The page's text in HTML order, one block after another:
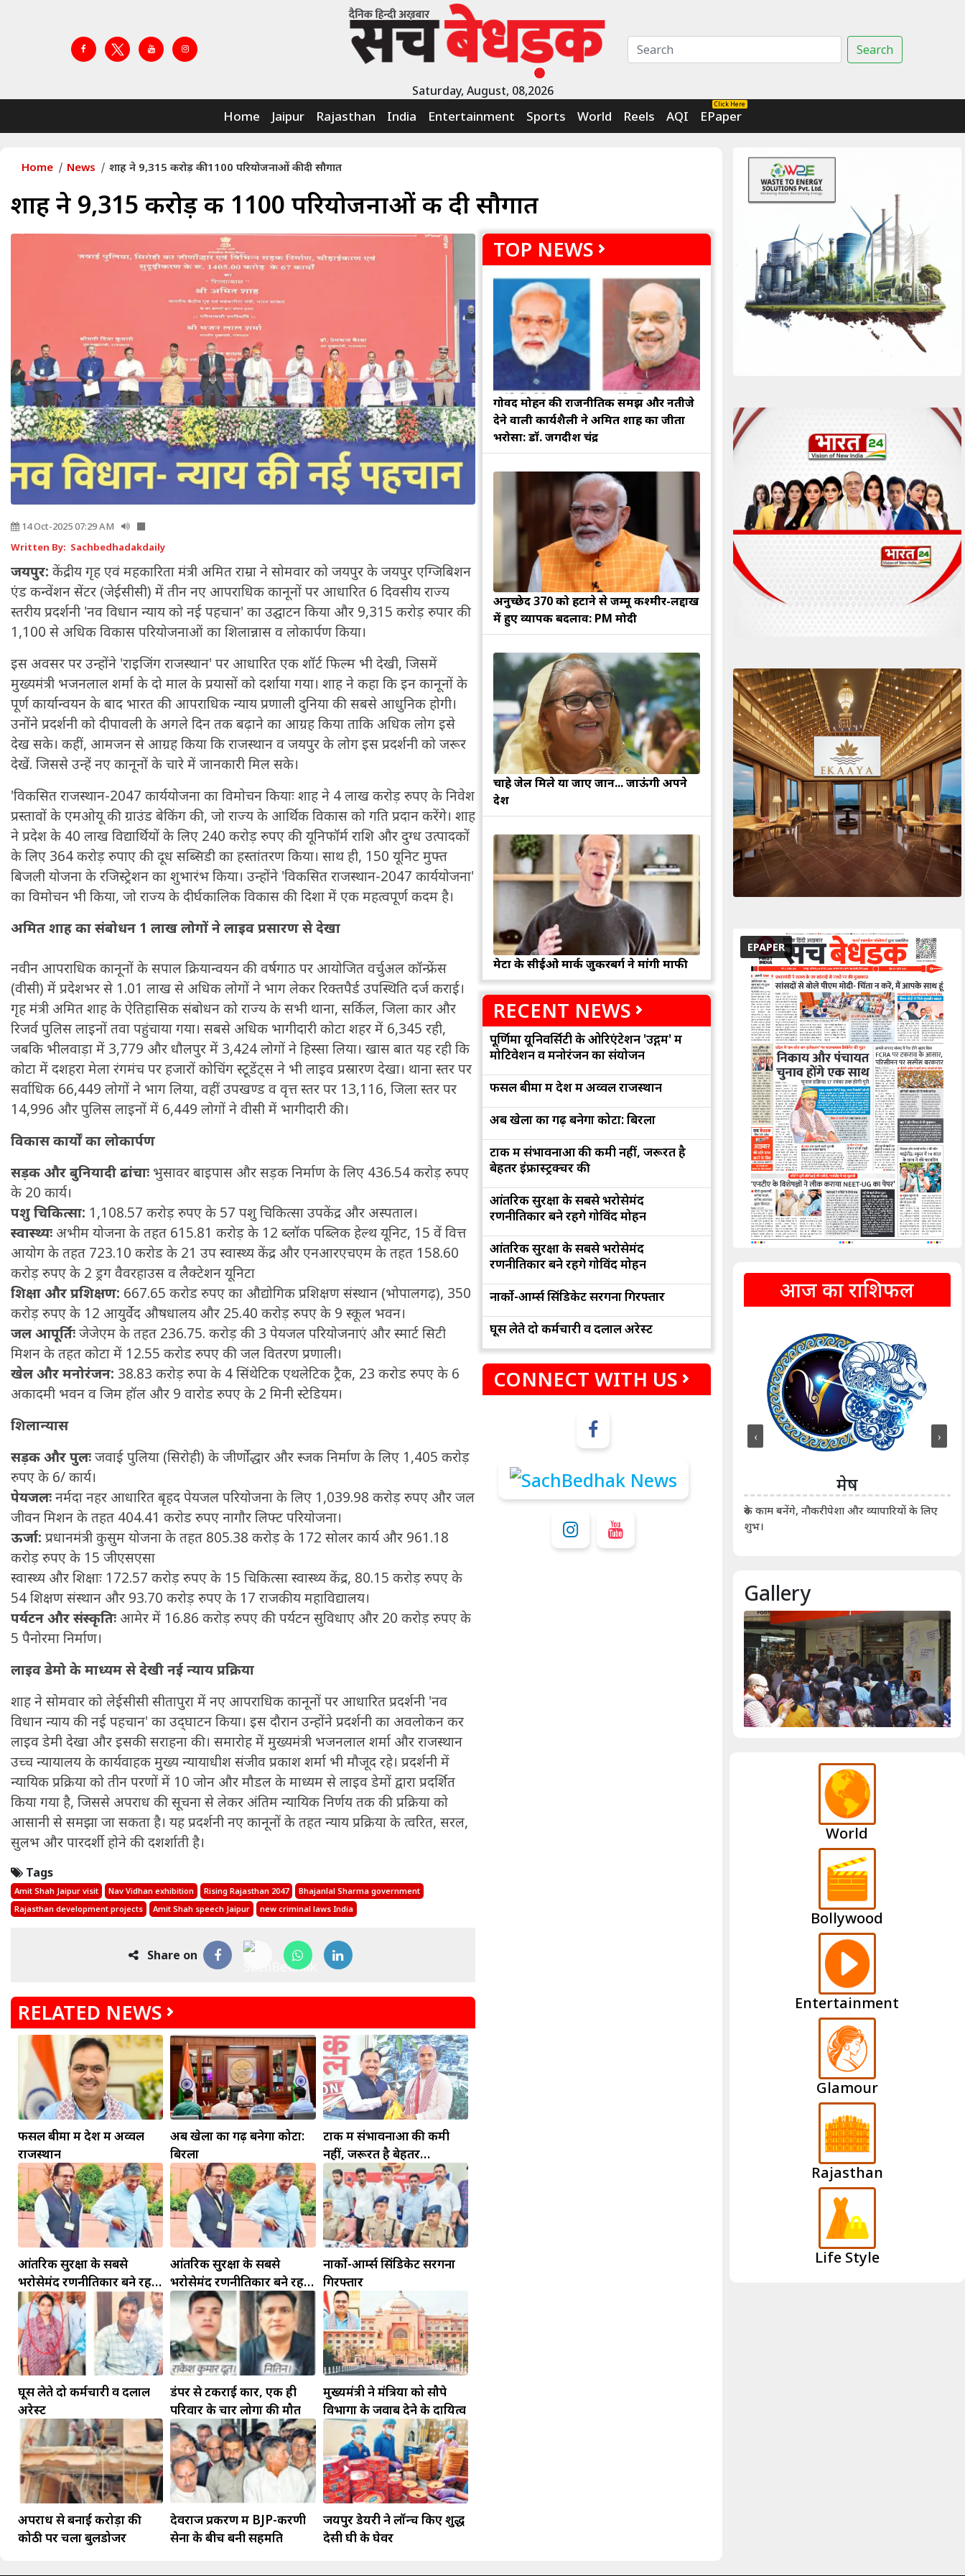
Saturday, August, 08,2026
Search
Home Jaipur Rajasthan India Entertainment Sports World Reels AQI
Click Here
EPaper
Home News शाह ने 9,315 करोड़ की 1100 परियोजनाओं की दी सौगात
शाह ने 9,315 करोड़ की 1100 परियोजनाओं की दी सौगात
14 Oct-2025 07:29 AM
Written By: Sachbedhadakdaily
जयपुर: केंद्रीय गृह एवं महकारिता मंत्री अमित राम्रा ने सोमवार को जयपुर के जयपुर एग्जिबिशन
एंड कन्वेंशन सेंटर (जेईसीसी) में तीन नए आपराधिक कानूनों पर आधारित 6 दिवसीय राज्य
स्तरीय प्रदर्शनी 'नव विधान न्याय को नई पहचान' का उद्घाटन किया और 9,315 करोड़ रुपार की
1,100 से अधिक विकास परियोजनाओं का शिलान्नास व लोकार्पण किया।
इस अवसर पर उन्होंने 'राइजिंग राजस्थान' पर आधारित एक शॉर्ट फिल्म भी देखी, जिसमें
मुख्यमंत्री भजनलाल शर्मा के दो माल के प्रयासों को दर्शाया गया। शाह ने कहा कि इन कानूनों के
पूर्ण कार्यान्वयन के बाद भारत की आपराधिक न्याय प्रणाली दुनिया की सबसे आधुनिक होगी।
उनोंने प्रदर्शनी को दीपावली के अगले दिन तक बढ़ाने का आग्रह किया ताकि अधिक लोग इसे
देख सके। कहीं, आमजन से आग्रह किया कि राजस्थान व जयपुर के लोग इस प्रदर्शनी को जरूर
देखें. जिससे उन्हें नए कानूनों के चारे में जानकारी मिल सके।
'विकसित राजस्थान-2047 कार्ययोजना का विमोचन कियाः शाह ने 4 लाख करोड़ रुपए के निवेश
प्रस्तावों के एमओयू की ग्राउंड बेकिंग की, जो राज्य के आर्थिक विकास को गति प्रदान करेंगे। शाह
ने प्रदेश के 40 लाख विद्यार्थियों के लिए 240 करोड़ रुपए की यूनिफॉर्म राशि और दुग्ध उत्पादकों
के लिए 364 करोड़ रुपाए की दूध सब्सिडी का हस्तांतरण किया। साथ ही, 150 यूनिट मुफ्त
बिजली योजना के रजिस्ट्रेशन का शुभारंभ किया। उन्होंने 'विकसित राजस्थान-2047 कार्ययोजना'
का विमोचन भी किया, जो राज्य के दीर्घकालिक विकास की दिशा में एक महत्वपूर्ण कदम है।
अमित शाह का संबोधन 1 लाख लोगों ने लाइव प्रसारण से देखा
नवीन आपराधिक कानूनों के सपाल क्रियान्वयन की वर्षगाठ पर आयोजित वर्चुअल कॉन्फ्रेंस
(वीसी) में प्रदेशभर से 1.01 लाख से अधिक लोगों ने भाग लेकर रिक्तपैर्ड उपस्थिति दर्ज कराई।
गृह मंत्री अमित शाह के ऐतिहासिक संबोधन को राज्य के सभी थाना, सर्किल, जिला कार और
रिजर्व पुलिस लाइनों तवा पहुंचाया गया। सबसे अधिक भागीदारी कोटा शहर में 6,345 रही,
जबकि भीलवाड़ा में 3,779 और धौलपुर में 3,424 लोगों ने हिस्सा लिया। खास बात यह रही कि
कोटा में दशहरा मेला रंगमंच पर हजारों कोचिंग स्टूडेंट्स ने भी लाइव प्रस्रारण देखा। थाना स्तर पर
सर्वाधिक 66,449 लोगों ने भाग लिया, वहीं उपखण्ड व वृत्त स्तर पर 13,116, जिला स्तर पर
14,996 और पुलिस लाइनों में 6,449 लोगों ने वीसी में भागीदारी की।
विकास कार्यों का लोकार्पण
सड़क और बुनियादी ढांचाः भुसावर बाइपास और सड़क निर्माण के लिए 436.54 करोड़ रुपए
के 20 कार्य।
पशु चिकित्सा: 1,108.57 करोड़ रुपए के 57 पशु चिकित्सा उपकेंद्र और अस्पताल।
स्वास्थ्यः अभीम योजना के तहत 615.81 करोड़ के 12 ब्लॉक पब्लिक हेल्थ यूनिट, 15 वें वित्त
आयोग के तहत 723.10 करोड के 21 उप स्वास्थ्य केंद्र और एनआरएचएम के तहत 158.60
करोड़ रुपए के 2 ड्रग वैवरहाउस व लैक्टेशन यूनिटा
शिक्षा और प्रशिक्षण: 667.65 करोड रुपए का औद्योगिक प्रशिक्षण संस्थान (भोपालगढ़), 350
करोड़ रुपए के 12 आयुर्वेद औषधालय और 25.40 करोड़ रुपए के 9 स्कूल भवन।
जल आपूर्तिःजेजेएम के तहत 236.75. करोड़ की 3 पेयजल परियोजनाएं और स्मार्ट सिटी
मिशन के तहत कोटा में 12.55 करोड रुपए की जल वितरण प्रणाली।
खेल और मनोरंजन: 38.83 करोड़ रुपा के 4 सिंथेटिक एथलेटिक ट्रैक, 23 करोड रुपए के 6
अकादमी भवन व जिम हॉल और 9 वारोड रुपए के 2 मिनी स्टेडियम।
शिलान्यास
सड़क और पुलःजवाई पुलिया (सिरोही) के जीर्णोद्धार और स्जक निर्माण के लिए 1,405 करोड़
रुपए के 6/ कार्य।
पेयजलःनर्मदा नहर आधारित बृहद पेयजल परियोजना के लिए 1,039.98 करोड़ रुपए और जल
जीवन मिशन के तहत 404.41 करोड रुपए नागौर लिफ्ट परियोजना।
ऊर्जा: प्रधानमंत्री कुसुम योजना के तहत 805.38 करोड़ के 172 सोलर कार्य और 961.18
करोड़ रुपए के 15 जीएसएसा
स्वास्थ्य और शिक्षाः 172.57 करोड़ रुपए के 15 चिकित्सा स्वास्थ्य केंद्र, 80.15 करोड़ रुपए के
54 शिक्षण संस्थान और 93.70 करोड़ रुपए के 17 राजकीय महाविद्यालय।
पर्यटन और संस्कृतिः आमेर में 16.86 करोड़ रुपए की पर्यटन सुविधाए और 20 करोड़ रुपए के
5 पैनोरमा निर्माण।
लाइव डेमो के माध्यम से देखी नई न्याय प्रक्रिया
शाह ने सोमवार को लेईसीसी सीतापुरा में नए आपराधिक कानूनों पर आधारित प्रदर्शनी 'नव
विधान न्याय की नई पहचान' का उद्‌घाटन किया। इस दौरान उन्होंने प्रदर्शनी का अवलोकन कर
लाइव डेमी देखा और इसकी सराहना की। समारोह में मुख्यमंत्री भजनलाल शर्मा और राजस्थान
उच्च न्यायालय के कार्यवाहक मुख्य न्यायाधीश संजीव प्रकाश शर्मा भी मौजूद रहे। प्रदर्शनी में
न्यायिक प्रक्रिया को तीन परणों में 10 जोन और मौडल के माध्यम से लाइव डेमों द्वारा प्रदर्शित
किया गया है, जिससे अपराध की सूचना से लेकर अंतिम न्यायिक निर्णय तक की प्रक्रिया को
आसानी से समझा जा सकता है। यह प्रदर्शनी नए कानूनों के तहत न्याय प्रक्रिया के त्वरित, सरल,
सुलभ और पारदर्शी होने की दशर्शाती है।
Tags
Amit Shah Jaipur visit Nav Vidhan exhibition Rising Rajasthan 2047
Bhajanlal Sharma government
Rajasthan development projects
Amit Shah speech Jaipur new criminal laws India
Share on
RELATED NEWS
फसल बीमा में देश में अव्वल
राजस्थान
अब खेलों का गढ़ बनेगा कोटा:
बिरला
टोंक में संभावनाओं की कमी
नहीं, जरूरत है बेहतर
इंफ्रास्ट्रक्चर की
आंतरिक सुरक्षा के सबसे
भरोसेमंद रणनीतिकार बने रहेंगे
गोविंद मोहन
आंतरिक सुरक्षा के सबसे
भरोसेमंद रणनीतिकार बने रहेंगे
गोविंद मोहन
नार्को-आर्म्स सिंडिकेट सरगना
गिरफ्तार
घूस लेते दो कर्मचारी व दलाल
अरेस्ट
डंपर से टकराई कार, एक ही
परिवार के चार लोगों की मौत
मुख्यमंत्री ने मंत्रियों को सौपे
विभागों के जवाब देने के दायित्व
अपराध से बनाई करोड़ों की
कोठी पर चला बुलडोजर
देवराज प्रकरण में BJP-करणी
सेना के बीच बनी सहमति
जयपुर डेयरी ने लॉन्च किए शुद्ध
देसी घी के घेवर
TOP NEWS
गोविंद मोहन की राजनीतिक समझ और नतीजे
देने वाली कार्यशैली ने अमित शाह का जीता
भरोसा: डॉ. जगदीश चंद्र
अनुच्छेद 370 को हटाने से जम्मू कश्मीर-लद्दाख
में हुए व्यापक बदलाव: PM मोदी
चाहे जेल मिले या जाए जान... जाऊंगी अपने
देश
मेटा के सीईओ मार्क जुकरबर्ग ने मांगी माफी
RECENT NEWS
पूर्णिमा यूनिवर्सिटी के ओरिएंटेशन 'उद्गम' में
मोटिवेशन व मनोरंजन का संयोजन
फसल बीमा में देश में अव्वल राजस्थान
अब खेलों का गढ़ बनेगा कोटा: बिरला
टोंक में संभावनाओं की कमी नहीं, जरूरत है
बेहतर इंफ्रास्ट्रक्चर की
आंतरिक सुरक्षा के सबसे भरोसेमंद
रणनीतिकार बने रहेंगे गोविंद मोहन
आंतरिक सुरक्षा के सबसे भरोसेमंद
रणनीतिकार बने रहेंगे गोविंद मोहन
नार्को-आर्म्स सिंडिकेट सरगना गिरफ्तार
घूस लेते दो कर्मचारी व दलाल अरेस्ट
CONNECT WITH US
EPAPER
आज का राशिफल
धनु
बड़ी डील हाथ लग सकती
मकर
सुखद पलों की प्राप्ति होगी। फिजूल के खर्चे बढ़ेंगे,
सुख सुविधाओं में इजाफा होगा।
कुंभ
धनलाभ के अवसरों में वृद्धि के साथ अपनी योजनाओं
पर काम करते रहे।
संभलकर रहे, जल्दबाजी नहीं दिखाए। कानूनी वाद-
विवादों से बचे।
मेष
रुके काम बनेंगे, नौकरीपेशा और व्यापारियों के लिए
शुभ।
‹ ›
Gallery
World
Bollywood
Entertainment
Glamour
Rajasthan
Life Style